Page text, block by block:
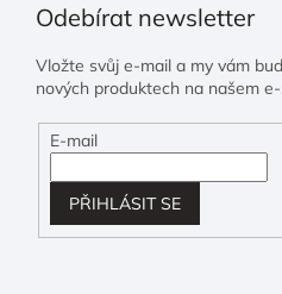
Odebírat newsletter
Vložte svůj e-mail a my vám
nových produktech na našem
E-mail
PŘIHLÁSIT SE